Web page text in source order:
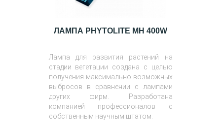
ЛАМПА PHYTOLITE MH 400W
Лампа для развития растений на
стадии вегетации создана с целью
получения максимально возможных
выбросов в сравнении с лампами
других фирм. Разработана
компанией профессионалов с
собственным научным штатом.